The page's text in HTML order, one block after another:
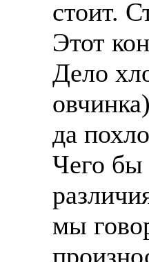
#
стоит.
Этот
Дело
да
Чего бы
мы